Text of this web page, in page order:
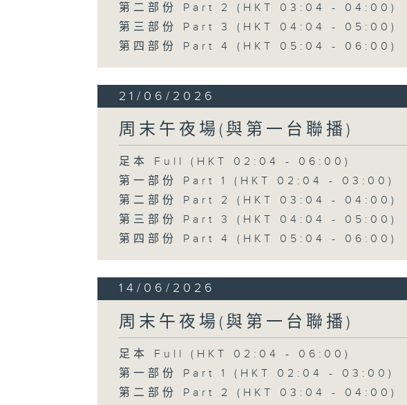
第二部份 Part 2 (HKT 03:04 - 04:00)
第三部份 Part 3 (HKT 04:04 - 05:00)
第四部份 Part 4 (HKT 05:04 - 06:00)
21/06/2026
周末午夜場(與第一台聯播)
足本 Full (HKT 02:04 - 06:00)
第一部份 Part 1 (HKT 02:04 - 03:00)
第二部份 Part 2 (HKT 03:04 - 04:00)
第三部份 Part 3 (HKT 04:04 - 05:00)
第四部份 Part 4 (HKT 05:04 - 06:00)
14/06/2026
周末午夜場(與第一台聯播)
足本 Full (HKT 02:04 - 06:00)
第一部份 Part 1 (HKT 02:04 - 03:00)
第二部份 Part 2 (HKT 03:04 - 04:00)